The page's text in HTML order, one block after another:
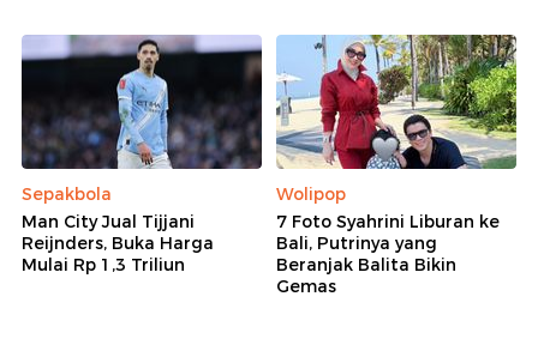
Sepakbola
Man City Jual Tijjani
Reijnders, Buka Harga
Mulai Rp 1,3 Triliun
Wolipop
7 Foto Syahrini Liburan ke
Bali, Putrinya yang
Beranjak Balita Bikin
Gemas